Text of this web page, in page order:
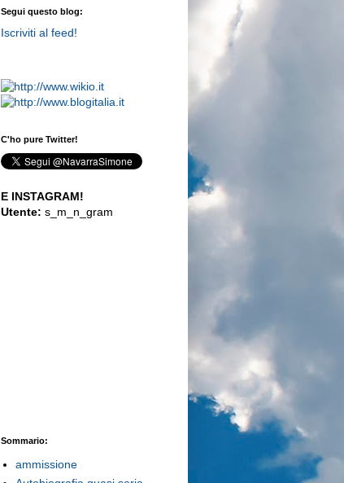
Segui questo blog:
Iscriviti al feed!
C'ho pure Twitter!
E INSTAGRAM!
Utente: s_m_n_gram
Sommario:
ammissione